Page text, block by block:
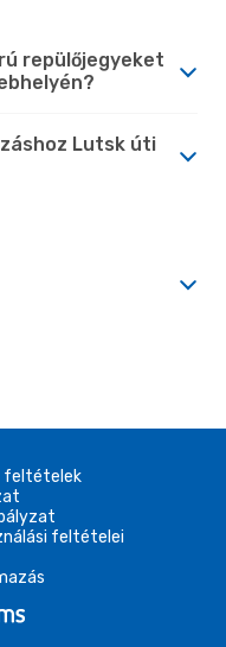
repülőjegyeket
Lutsk úti
feltételek
feltételei